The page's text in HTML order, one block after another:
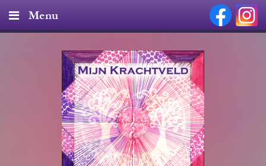
Menu
Diensten & Tarieven
Producten